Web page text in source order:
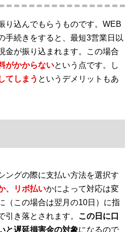
り込んでもらうものです。WEB
手続きをすると、最短3営業日以
金が振り込まれます。この場合
がかからないという点です。し
てしまう というデメリットもあ
ングの際に支払い方法を選択す
、リボ払いかによって対応は変
（この場合は翌月の10日）に指
引き落とされます。 この日に口
と遅延損害金の対象になるので